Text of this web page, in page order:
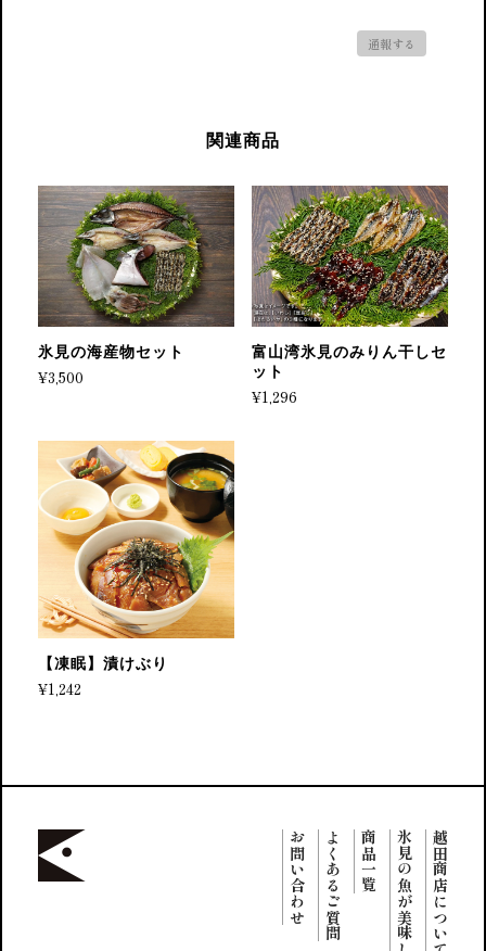
通報する
関連商品
氷見の海産物セット
¥3,500
富山湾氷見のみりん干しセ
ット
¥1,296
【凍眠】漬けぶり
¥1,242
越田商店について
商品一覧
よくあるご質問
お問い合わせ